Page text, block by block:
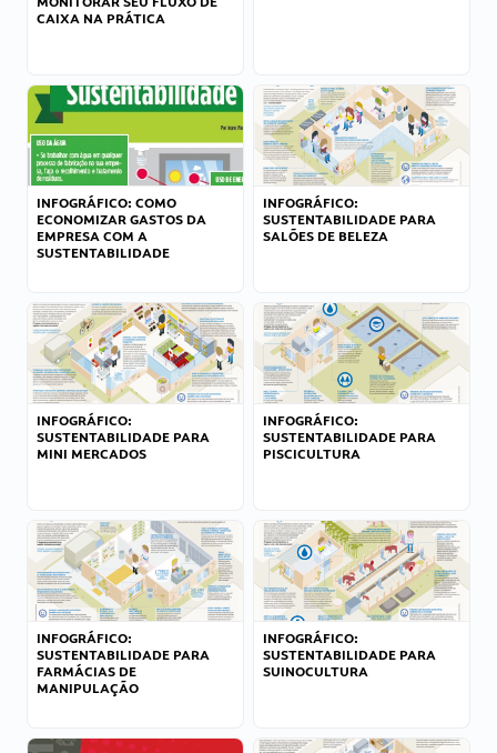
CAIXA NA PRÁTICA
INFOGRÁFICO: COMO
ECONOMIZAR GASTOS DA
EMPRESA COM A
SUSTENTABILIDADE
INFOGRÁFICO:
SUSTENTABILIDADE PARA
SALÕES DE BELEZA
INFOGRÁFICO:
SUSTENTABILIDADE PARA
MINI MERCADOS
INFOGRÁFICO:
SUSTENTABILIDADE PARA
PISCICULTURA
INFOGRÁFICO:
SUSTENTABILIDADE PARA
FARMÁCIAS DE
MANIPULAÇÃO
INFOGRÁFICO:
SUSTENTABILIDADE PARA
SUINOCULTURA